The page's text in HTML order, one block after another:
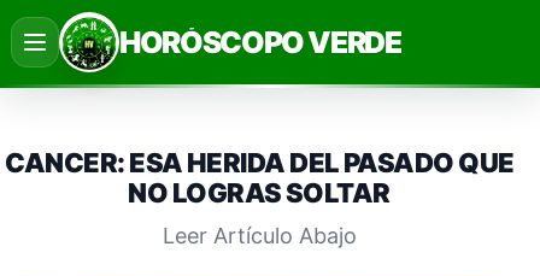
Saltar
al
contenido
HORÓSCOPO VERDE
CANCER: ESA HERIDA DEL PASADO QUE
NO LOGRAS SOLTAR
Leer Artículo Abajo